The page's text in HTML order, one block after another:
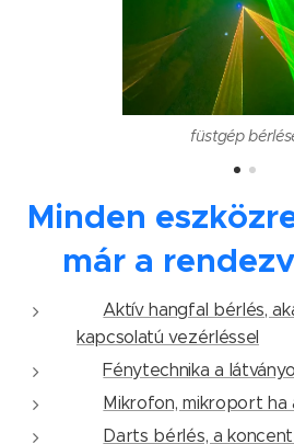
füstgép
Minden
már a
Aktív hangfal bérlés,
kapcsolatú vezérléssel
✅Fénytechnika a
Mikrofon, mikroport
Darts bérlés, a